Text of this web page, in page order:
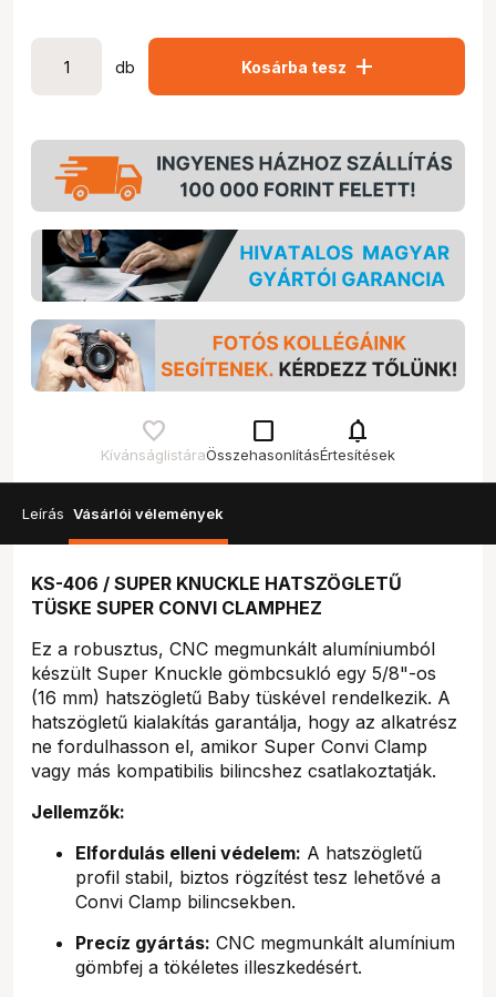
db Kosárba tesz add
Kívánságlistára
check_box_outline_blank
Összehasonlítás
notifications
Értesítések
Leírás Vásárlói vélemények
KS-406 / SUPER KNUCKLE HATSZÖGLETŰ
TÜSKE SUPER CONVI CLAMPHEZ
Ez a robusztus, CNC megmunkált alumíniumból
készült Super Knuckle gömbcsukló egy 5/8"-os
(16 mm) hatszögletű Baby tüskével rendelkezik. A
hatszögletű kialakítás garantálja, hogy az alkatrész
ne fordulhasson el, amikor Super Convi Clamp
vagy más kompatibilis bilincshez csatlakoztatják.
Jellemzők:
Elfordulás elleni védelem: A hatszögletű
profil stabil, biztos rögzítést tesz lehetővé a
Convi Clamp bilincsekben.
Precíz gyártás: CNC megmunkált alumínium
gömbfej a tökéletes illeszkedésért.